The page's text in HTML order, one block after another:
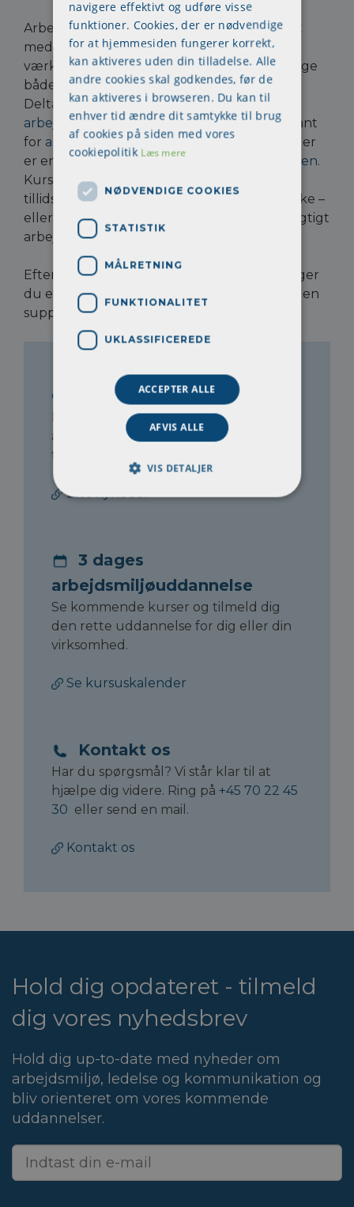
Arbejdsmiljødagene er et kursusforløb fyldt
med inspirerende oplæg og konkrete
værktøjer, som du kan tage med dig og bruge
både i hverdagen og på arbejdspladsen.
Deltagelsen tæller somsupplerende
arbejdsmiljøuddannelseog er særligt relevant
for arbejdsmiljørepræsentanter og
, der
er en central del afarbejdsmiljøorganisationen.
Kurserne henvender sig dog også til HR,
tillidsvalgte og alle andre, der ønsker at styrke –
eller blive klogere på – et sundt og bæredygtigt
arbejdsliv.
Efter deltagelse i én eller flere dage modtager
du et kursusbevis som dokumentation for den
supplerende arbejdsmiljøuddannelse.
Nyheder
Få de seneste opdateringer om
arbejdsmiljø, nye regler og kommende
tiltag.
Læs nyheder
3 dages
arbejdsmiljøuddannelse
Se kommende kurser og tilmeld dig
den rette uddannelse for dig eller din
virksomhed.
Se kursuskalender
Kontakt os
Har du spørgsmål? Vi står klar til at
hjælpe dig videre. Ring på +45 70 22 45
30 eller send en mail.
Kontakt os
Hold dig opdateret - tilmeld
dig vores nyhedsbrev
Hold dig up-to-date med nyheder om
arbejdsmiljø, ledelse og kommunikation og
bliv orienteret om vores kommende
uddannelser.
navigere effektivt og udføre visse
funktioner. Cookies, der er nødvendige
for at hjemmesiden fungerer korrekt,
kan aktiveres uden din tilladelse. Alle
andre cookies skal godkendes, før de
kan aktiveres i browseren. Du kan til
enhver tid ændre dit samtykke til brug
af cookies på siden med vores
cookiepolitik Læs mere
NØDVENDIGE COOKIES
STATISTIK
MÅLRETNING
FUNKTIONALITET
UKLASSIFICEREDE
ACCEPTER ALLE
AFVIS ALLE
VIS DETALJER